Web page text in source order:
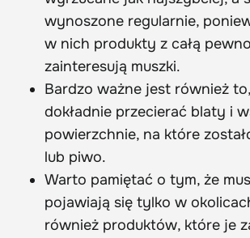
wynoszone regularnie,
w nich produkty z całą
zainteresują muszki.
Bardzo ważne jest również
dokładnie przecierać blaty i
powierzchnie, na które
lub piwo.
Warto pamiętać o tym, że
pojawiają się tylko w
również produktów, które je